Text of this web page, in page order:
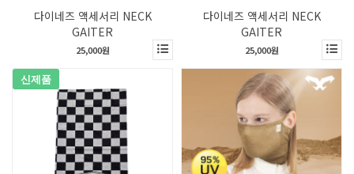
다이네즈 액세서리 NECK
GAITER
25,000원
다이네즈 액세서리 NECK
GAITER
25,000원
신제품